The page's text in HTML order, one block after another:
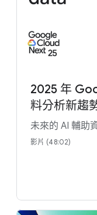
2025 年
料分析新趨
未來的 AI 輔助
影片 (48:02)